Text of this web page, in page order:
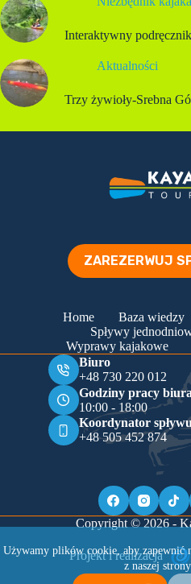
Używamy plików cookie, aby zapewnić
z naszej
Interaktywny
Aktualności
Trzy żywioły-Srebna
ZAREZERWUJ
Home Baza wiedzy
Spływy
Wyprawy kajakowe
Biuro
+48 730 220 012
Godziny pracy biura
10:00 - 18:00
Koordynator
+48 505 452 874
Copyright © 2026 -
Projekt i realizacja